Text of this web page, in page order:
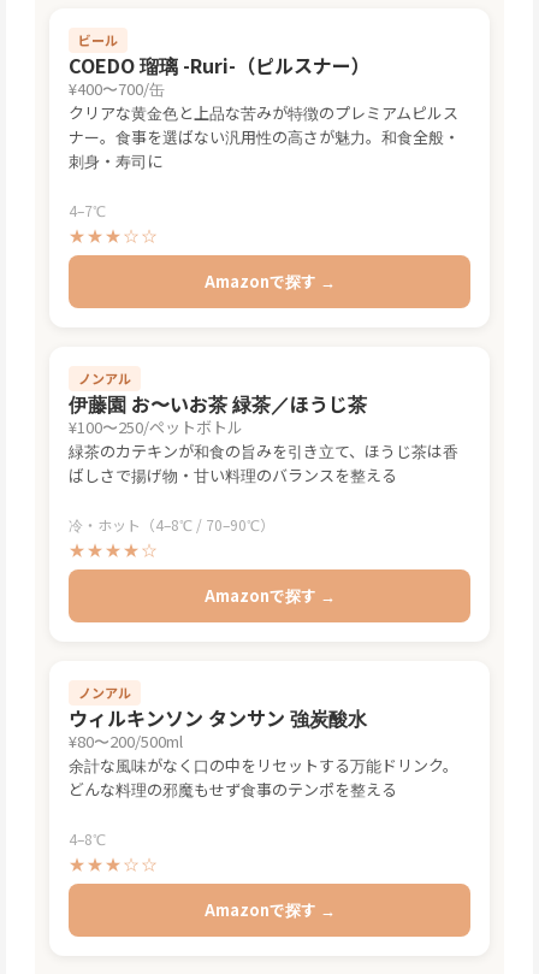
ビール
COEDO 瑠璃 -Ruri-（ピルスナー）
¥400〜700/缶
クリアな黄金色と上品な苦みが特徴のプレミアムピルス
ナー。食事を選ばない汎用性の高さが魅力。和食全般・
刺身・寿司に
4–7℃
★★★☆☆
Amazonで探す →
ノンアル
伊藤園 お〜いお茶 緑茶／ほうじ茶
¥100〜250/ペットボトル
緑茶のカテキンが和食の旨みを引き立て、ほうじ茶は香
ばしさで揚げ物・甘い料理のバランスを整える
冷・ホット（4–8℃ / 70–90℃）
★★★★☆
Amazonで探す →
ノンアル
ウィルキンソン タンサン 強炭酸水
¥80〜200/500ml
余計な風味がなく口の中をリセットする万能ドリンク。
どんな料理の邪魔もせず食事のテンポを整える
4–8℃
★★★☆☆
Amazonで探す →